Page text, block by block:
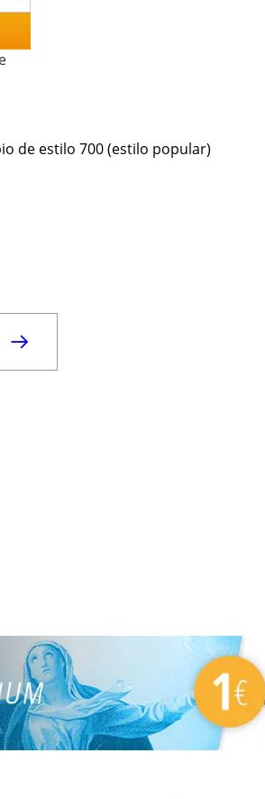
de estilo 700 (estilo popular)